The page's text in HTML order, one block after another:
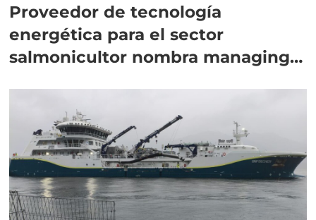
Proveedor de tecnología
energética para el sector
salmonicultor nombra managing